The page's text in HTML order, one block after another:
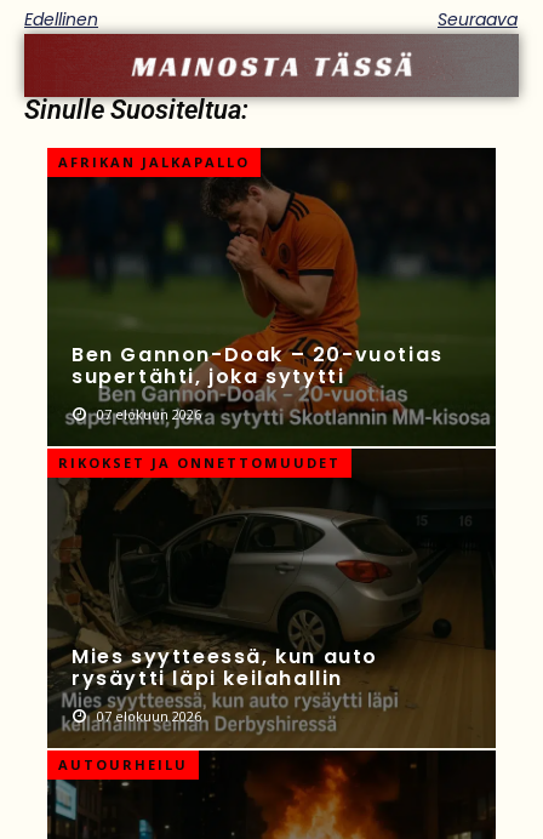
Edellinen Seuraava
Sinulle Suositeltua:
AFRIKAN JALKAPALLO
Ben Gannon-Doak – 20-vuotias
supertähti, joka sytytti
07 elokuun 2026
RIKOKSET JA ONNETTOMUUDET
Mies syytteessä, kun auto
rysäytti läpi keilahallin
07 elokuun 2026
AUTOURHEILU